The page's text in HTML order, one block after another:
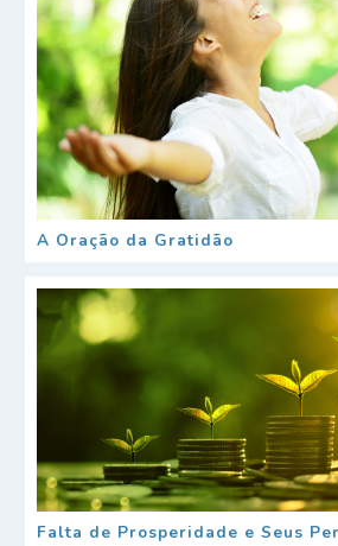
A Oração da Gratidão
Falta de Prosperidade e Seus